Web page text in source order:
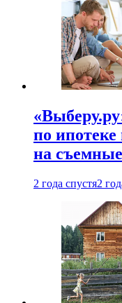
по ипотеке
на
2 года спустя2